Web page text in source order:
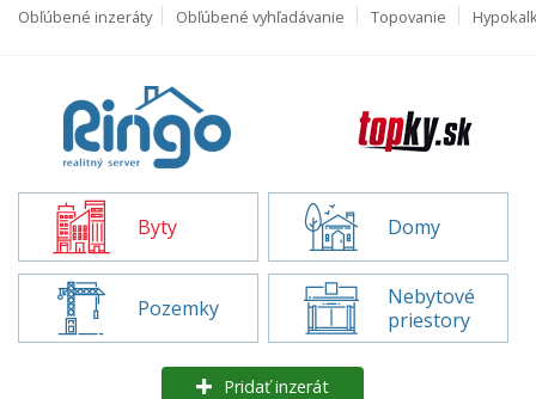
Obľúbené inzeráty Obľúbené vyhľadávanie Topovanie
Byty Domy
Pozemky
Nebytové
priestory
Pridať inzerát